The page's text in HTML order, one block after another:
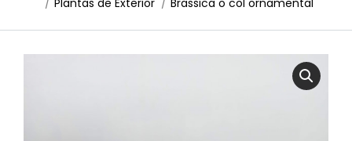
Plantas de Exterior
Brassica o col ornamental